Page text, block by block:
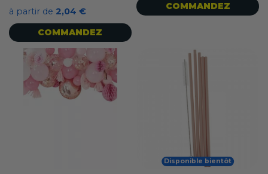
à partir de 2,04 €
COMMANDEZ
COMMANDEZ
Disponible bientôt